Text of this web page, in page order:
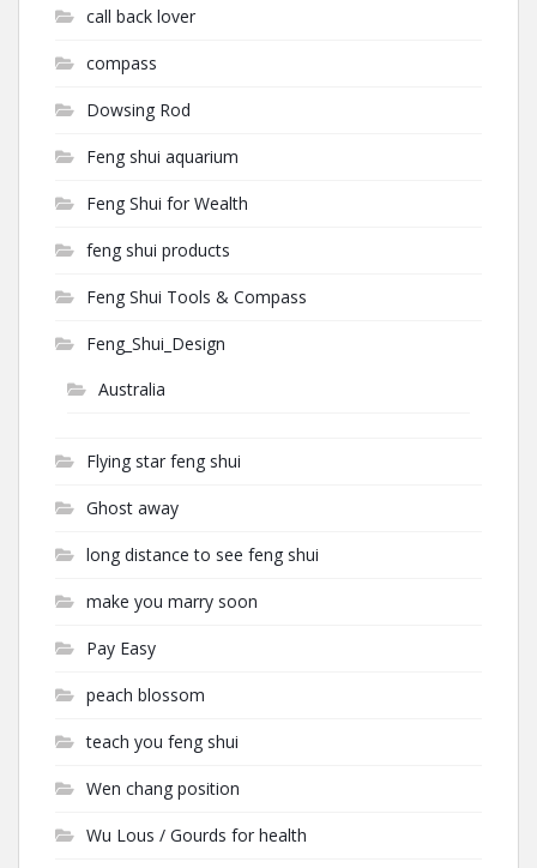
call back lover
compass
Dowsing Rod
Feng shui aquarium
Feng Shui for Wealth
feng shui products
Feng Shui Tools & Compass
Feng_Shui_Design
Australia
Flying star feng shui
Ghost away
long distance to see feng shui
make you marry soon
Pay Easy
peach blossom
teach you feng shui
Wen chang position
Wu Lous / Gourds for health